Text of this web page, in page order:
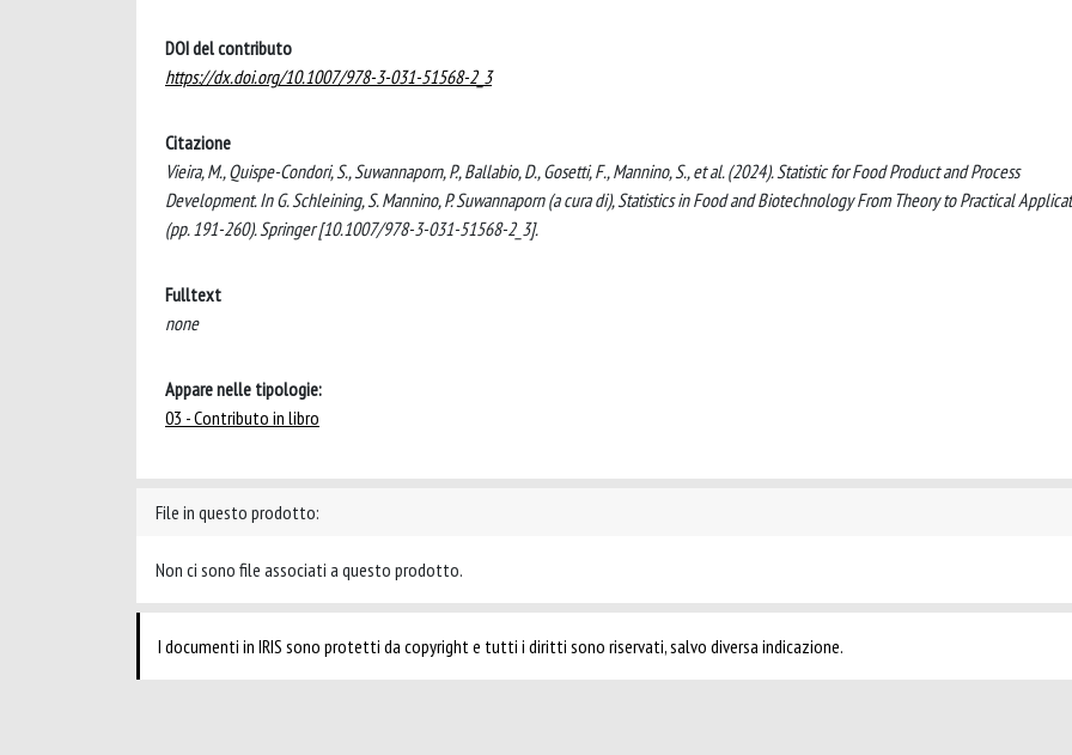
DOI del contributo
https://dx.doi.org/10.1007/978-3-031-51568-2_3
Citazione
Vieira, M., Quispe-Condori, S., Suwannaporn, P., Ballabio, D., Gosetti, F., Mannino, S., et al. (2024). Statistic for Food Product and Process
Development. In G. Schleining, S. Mannino, P. Suwannaporn (a cura di), Statistics in Food and Biotechnology From Theory to Practical
(pp. 191-260). Springer [10.1007/978-3-031-51568-2_3].
Fulltext
none
Appare nelle tipologie:
03 - Contributo in libro
File in questo prodotto:
Non ci sono file associati a questo prodotto.
I documenti in IRIS sono protetti da copyright e tutti i diritti sono riservati, salvo diversa indicazione.